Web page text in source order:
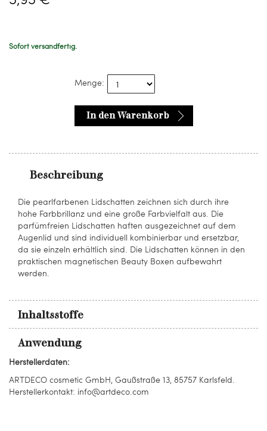
Sofort versandfertig.
Menge:
In den Warenkorb
Beschreibung
Die pearlfarbenen Lidschatten zeichnen sich durch ihre
hohe Farbbrillanz und eine große Farbvielfalt aus. Die
parfümfreien Lidschatten haften ausgezeichnet auf dem
Augenlid und sind individuell kombinierbar und ersetzbar,
da sie einzeln erhältlich sind. Die Lidschatten können in den
praktischen magnetischen Beauty Boxen aufbewahrt
werden.
Inhaltsstoffe
Anwendung
Herstellerdaten:
ARTDECO cosmetic GmbH, Gaußstraße 13, 85757 Karlsfeld.
Herstellerkontakt: info@artdeco.com